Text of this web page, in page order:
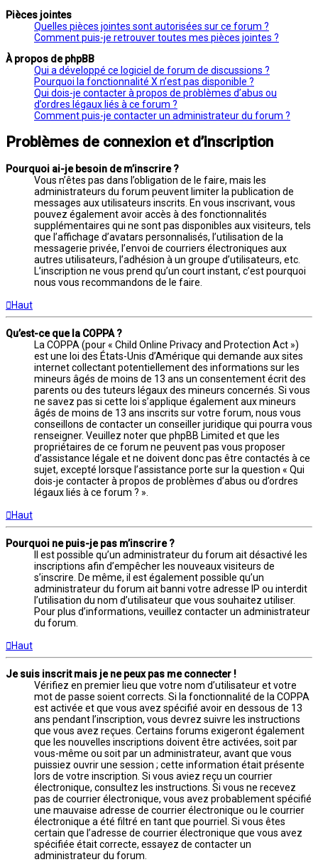
Pièces jointes
Quelles pièces jointes sont autorisées sur ce forum ?
Comment puis-je retrouver toutes mes pièces jointes ?
À propos de phpBB
Qui a développé ce logiciel de forum de discussions ?
Pourquoi la fonctionnalité X n’est pas disponible ?
Qui dois-je contacter à propos de problèmes d’abus ou
d’ordres légaux liés à ce forum ?
Comment puis-je contacter un administrateur du forum ?
Problèmes de connexion et d’inscription
Pourquoi ai-je besoin de m’inscrire ?
Vous n’êtes pas dans l’obligation de le faire, mais les
administrateurs du forum peuvent limiter la publication de
messages aux utilisateurs inscrits. En vous inscrivant, vous
pouvez également avoir accès à des fonctionnalités
supplémentaires qui ne sont pas disponibles aux visiteurs, tels
que l’affichage d’avatars personnalisés, l’utilisation de la
messagerie privée, l’envoi de courriers électroniques aux
autres utilisateurs, l’adhésion à un groupe d’utilisateurs, etc.
L’inscription ne vous prend qu’un court instant, c’est pourquoi
nous vous recommandons de le faire.
Haut
Qu’est-ce que la COPPA ?
La COPPA (pour « Child Online Privacy and Protection Act »)
est une loi des États-Unis d’Amérique qui demande aux sites
internet collectant potentiellement des informations sur les
mineurs âgés de moins de 13 ans un consentement écrit des
parents ou des tuteurs légaux des mineurs concernés. Si vous
ne savez pas si cette loi s’applique également aux mineurs
âgés de moins de 13 ans inscrits sur votre forum, nous vous
conseillons de contacter un conseiller juridique qui pourra vous
renseigner. Veuillez noter que phpBB Limited et que les
propriétaires de ce forum ne peuvent pas vous proposer
d’assistance légale et ne doivent donc pas être contactés à ce
sujet, excepté lorsque l’assistance porte sur la question « Qui
dois-je contacter à propos de problèmes d’abus ou d’ordres
légaux liés à ce forum ? ».
Haut
Pourquoi ne puis-je pas m’inscrire ?
Il est possible qu’un administrateur du forum ait désactivé les
inscriptions afin d’empêcher les nouveaux visiteurs de
s’inscrire. De même, il est également possible qu’un
administrateur du forum ait banni votre adresse IP ou interdit
l’utilisation du nom d’utilisateur que vous souhaitez utiliser.
Pour plus d’informations, veuillez contacter un administrateur
du forum.
Haut
Je suis inscrit mais je ne peux pas me connecter !
Vérifiez en premier lieu que votre nom d’utilisateur et votre
mot de passe soient corrects. Si la fonctionnalité de la COPPA
est activée et que vous avez spécifié avoir en dessous de 13
ans pendant l’inscription, vous devrez suivre les instructions
que vous avez reçues. Certains forums exigeront également
que les nouvelles inscriptions doivent être activées, soit par
vous-même ou soit par un administrateur, avant que vous
puissiez ouvrir une session ; cette information était présente
lors de votre inscription. Si vous aviez reçu un courrier
électronique, consultez les instructions. Si vous ne recevez
pas de courrier électronique, vous avez probablement spécifié
une mauvaise adresse de courrier électronique ou le courrier
électronique a été filtré en tant que pourriel. Si vous êtes
certain que l’adresse de courrier électronique que vous avez
spécifiée était correcte, essayez de contacter un
administrateur du forum.